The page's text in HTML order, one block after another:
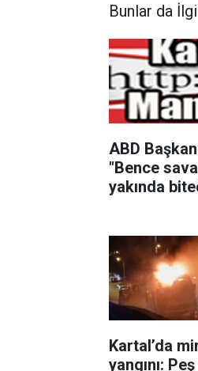
Bunlar da
ABD
"Bence
yakında
Kartal’da
yangını: